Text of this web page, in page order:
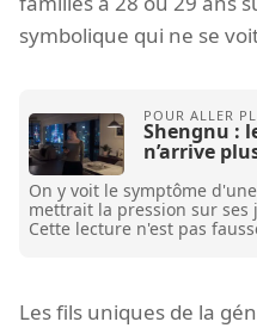
symbolique qui ne se
Shengnu :
n’arrive
On y voit le symptôme
mettrait la pression sur ses
Cette lecture n'est pas
Les fils uniques de la